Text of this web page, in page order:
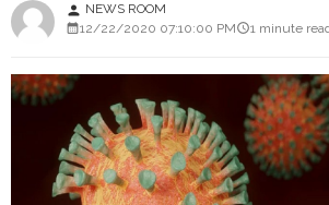
person NEWS ROOM
12/22/2020 07:10:00 PM
1 minute